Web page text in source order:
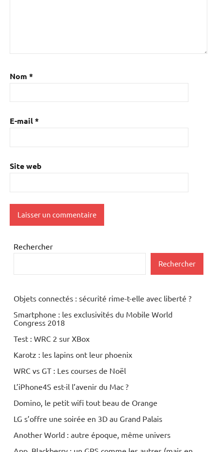
Nom *
E-mail*
Site web
Rechercher
Rechercher
Objets connectés : sécurité rime-t-elle avec liberté ?
Smartphone : les exclusivités du Mobile World
Congress 2018
Test : WRC 2 sur XBox
Karotz : les lapins ont leur phoenix
WRC vs GT : Les courses de Noël
L’iPhone4S est-il l’avenir du Mac ?
Domino, le petit wifi tout beau de Orange
LG s’offre une soirée en 3D au Grand Palais
Another World : autre époque, même univers